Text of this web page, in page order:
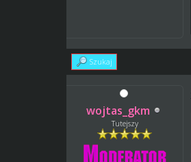
Szukaj
wojtas_gkm
Tutejszy